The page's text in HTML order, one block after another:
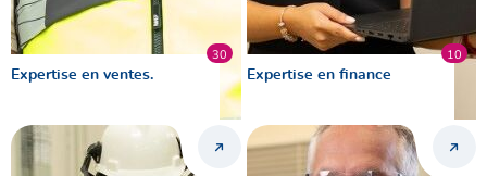
30
Expertise en ventes.
10
Expertise en finance